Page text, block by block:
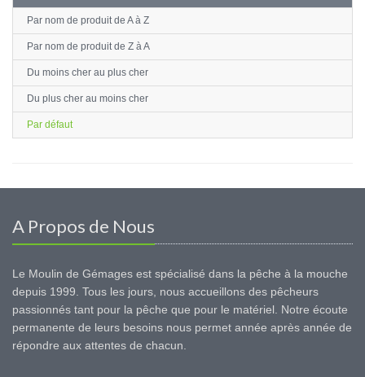
Par nom de produit de A à Z
Par nom de produit de Z à A
Du moins cher au plus cher
Du plus cher au moins cher
Par défaut
A Propos de Nous
Le Moulin de Gémages est spécialisé dans la pêche à la mouche
depuis 1999. Tous les jours, nous accueillons des pêcheurs
passionnés tant pour la pêche que pour le matériel. Notre écoute
permanente de leurs besoins nous permet année après année de
répondre aux attentes de chacun.